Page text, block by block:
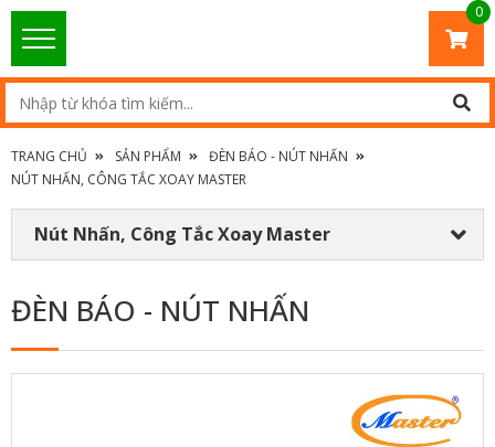
0
TRANG CHỦ SẢN PHẨM
ĐÈN BÁO - NÚT NHẤN
NÚT NHẤN, CÔNG TẮC XOAY MASTER
Nút Nhấn, Công Tắc Xoay Master
ĐÈN BÁO - NÚT NHẤN